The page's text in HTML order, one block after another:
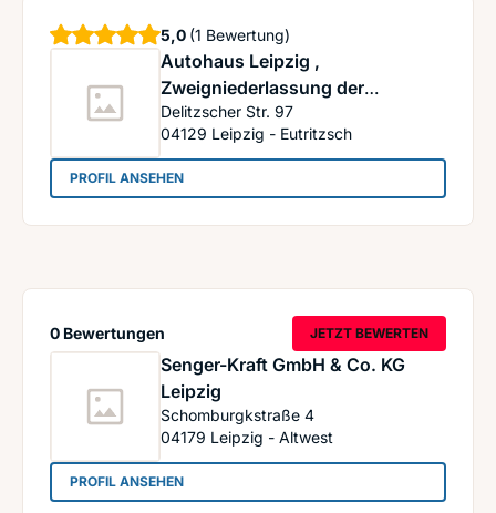
Autohaus Leipzig ,
Zweigniederlassung der
Volkswagen Retail Leipzig GmbH
Delitzscher Str. 97
04129 Leipzig - Eutritzsch
5,0 Sterne
(1 Bewertung)
PROFIL ANSEHEN: Autohaus Leipzig , Zweigniederlassung der
Senger-Kraft GmbH & Co. KG
Leipzig
Schomburgkstraße 4
04179 Leipzig - Altwest
0 Bewertungen JETZT BEWERTEN
PROFIL ANSEHEN: Senger-Kraft GmbH & Co. KG Leipzig